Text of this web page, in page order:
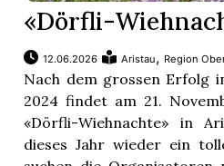
«Dörfli-
12.06.2026 Aristau, Region
Nach dem grossen Erfolg
2024 findet am 21.
«Dörfli-Wiehnachte» in
dieses Jahr wieder ein